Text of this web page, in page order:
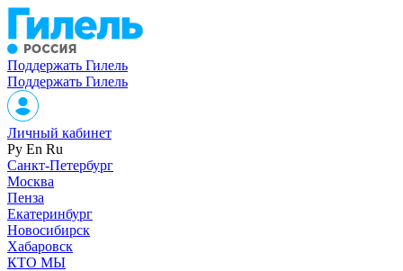
Поддержать Гилель
Поддержать Гилель
Личный кабинет
Ру En Ru
Санкт-Петербург
Москва
Пенза
Екатеринбург
Новосибирск
Хабаровск
КТО МЫ